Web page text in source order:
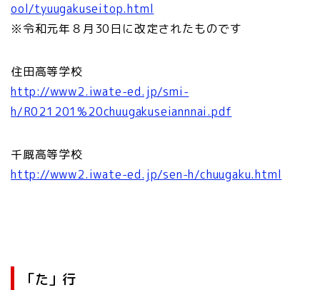
ool/tyuugakuseitop.html
※令和元年８月30日に改定されたものです
住田高等学校
http://www2.iwate-ed.jp/smi-
h/R021201%20chuugakuseiannnai.pdf
千厩高等学校
http://www2.iwate-ed.jp/sen-h/chuugaku.html
「た」行